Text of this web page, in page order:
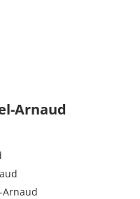
Arnaud
Arnaud